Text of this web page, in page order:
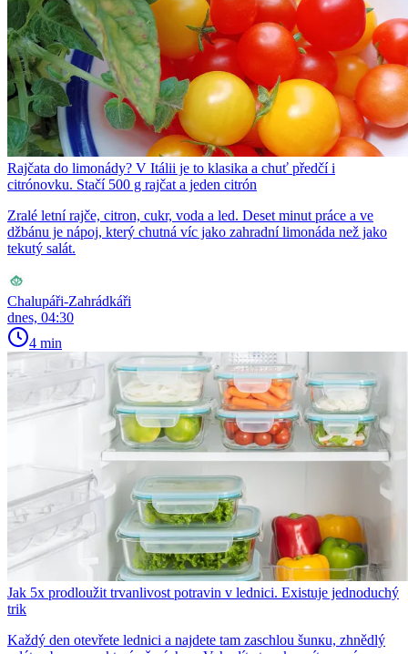
Rajčata do limonády? V Itálii je to klasika a chuť předčí i
citrónovku. Stačí 500 g rajčat a jeden citrón
Zralé letní rajče, citron, cukr, voda a led. Deset minut práce a ve
džbánu je nápoj, který chutná víc jako zahradní limonáda než jako
tekutý salát.
Chalupáři-Zahrádkáři
dnes, 04:30
4 min
Jak 5x prodloužit trvanlivost potravin v lednici. Existuje jednoduchý
trik
Každý den otevřete lednici a najdete tam zaschlou šunкu, zhnědlý